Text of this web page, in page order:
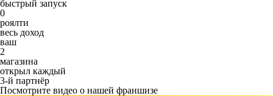
быстрый запуск
0
роялти
весь доход
ваш
2
магазина
открыл каждый
3-й партнёр
Посмотрите видео о нашей франшизе